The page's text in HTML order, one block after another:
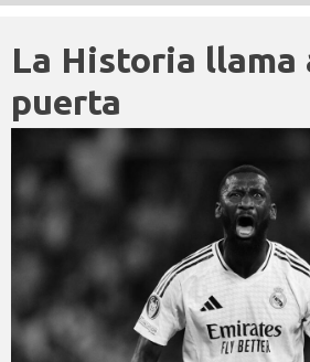
La Historia llama
puerta